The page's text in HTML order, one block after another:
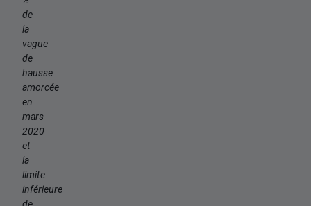
de
la
vague
de
hausse
amorcée
en
mars
2020
et
la
limite
inférieure